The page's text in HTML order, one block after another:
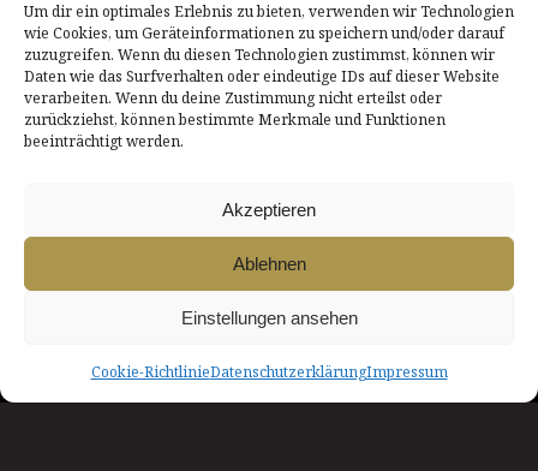
Um dir ein optimales Erlebnis zu bieten, verwenden wir Technologien
wie Cookies, um Geräteinformationen zu speichern und/oder darauf
zuzugreifen. Wenn du diesen Technologien zustimmst, können wir
Daten wie das Surfverhalten oder eindeutige IDs auf dieser Website
verarbeiten. Wenn du deine Zustimmung nicht erteilst oder
zurückziehst, können bestimmte Merkmale und Funktionen
beeinträchtigt werden.
Akzeptieren
Ablehnen
Einstellungen ansehen
Cookie-RichtlinieDatenschutzerklärungImpressum
INNszenierung
Theater in & um Rosenheim
Ein Herzliches Dankeschön!
INNszenierung wird unterstützt von der Stadt Rosenheim
Instagram
Facebook